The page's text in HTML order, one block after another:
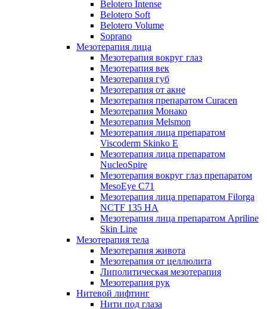
Belotero Intense
Belotero Soft
Belotero Volume
Soprano
Мезотерапия лица
Мезотерапия вокруг глаз
Мезотерапия век
Мезотерапия губ
Мезотерапия от акне
Мезотерапия препаратом Curacen
Мезотерапия Монако
Мезотерапия Melsmon
Мезотерапия лица препаратом
Viscoderm Skinko E
Мезотерапия лица препаратом
NucleoSpire
Мезотерапия вокруг глаз препаратом
MesoEye С71
Мезотерапия лица препаратом Filorga
NCTF 135 HA
Мезотерапия лица препаратом Apriline
Skin Line
Мезотерапия тела
Мезотерапия живота
Мезотерапия от целлюлита
Липолитическая мезотерапия
Мезотерапия рук
Нитевой лифтинг
Нити под глаза